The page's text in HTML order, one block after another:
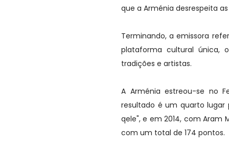
que a Arménia desrespeita
Terminando, a emissora
plataforma cultural única,
tradições e artistas.
A Arménia estreou-se no
resultado é um quarto lugar
qele", e em 2014, com Aram
com um total de 174 pontos.